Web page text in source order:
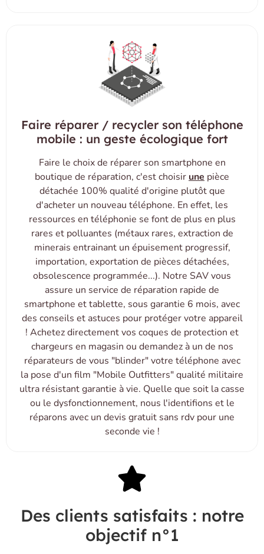
Faire réparer / recycler son téléphone
mobile : un geste écologique fort
Faire le choix de réparer son smartphone en
boutique de réparation, c'est choisir une pièce
détachée 100% qualité d'origine plutôt que
d'acheter un nouveau téléphone. En effet, les
ressources en téléphonie se font de plus en plus
rares et polluantes (métaux rares, extraction de
minerais entrainant un épuisement progressif,
importation, exportation de pièces détachées,
obsolescence programmée...). Notre SAV vous
assure un service de réparation rapide de
smartphone et tablette, sous garantie 6 mois, avec
des conseils et astuces pour protéger votre appareil
! Achetez directement vos coques de protection et
chargeurs en magasin ou demandez à un de nos
réparateurs de vous "blinder" votre téléphone avec
la pose d'un film "Mobile Outfitters"qualité militaire
ultra résistant garantie à vie. Quelle que soit la casse
ou le dysfonctionnement, nous l'identifions et le
réparons avec un devis gratuit sans rdv pour une
seconde vie !
Des clients satisfaits : notre
objectif n°1